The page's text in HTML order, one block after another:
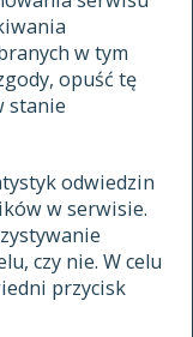
w tym
opuść tę
stanie
odwiedzin
w serwisie.
czy nie. W celu
przycisk